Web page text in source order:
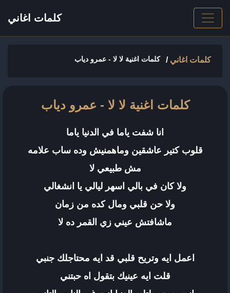
كلمات اغاني
كلمات اغاني/ كلمات اغنية لا لا - عمرو دياب
كلمات اغنية لا لا - عمرو دياب
انا شفت ياما في الدنيا ياما
قلوب كتير عاشقين وماهمنيش وده ساب علامه
مش طبيعي لا
ولا كان في بالي اسهر ليالي يا انشغالي
ولا حن قلبي ومال كده من زمان
ماشافتش عيني زي القمر ده لا
اعمل ايه وتريح قلبي قد ايه محتاجلك جنبي
قلت ايه عينيك بتقول اه حبتني